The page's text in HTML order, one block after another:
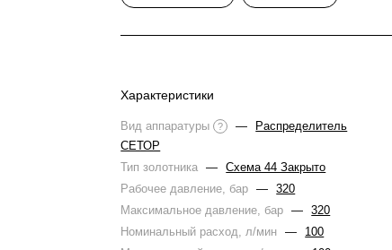
Характеристики
Вид аппаратуры ? —
Распределитель
СЕТОР
Тип золотника
—
Схема 44 Закрыто
Рабочее давление, бар
—
320
Максимальное давление, бар
—
320
Номинальный расход, л/мин
—
100